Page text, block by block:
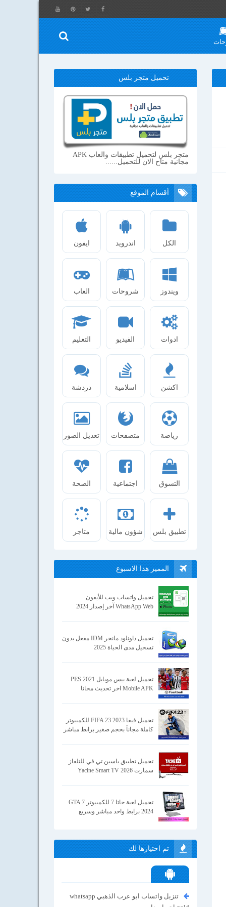
تحميل متجر بلس
متجر بلس لتحميل تطبيقات والعاب APK
مجانية متاح الان للتحميل......
أقسام الموقع
الكل اندرويد ايفون
ويندوز شروحات العاب
ادوات الفيديو التعليم
اكشن اسلامية دردشة
رياضة متصفحات تعديل الصور
التسوق اجتماعية الصحة
تطبيق بلس شؤون مالية متاجر
المميز هذا الاسبوع
تحميل واتساب ويب للأيفون
WhatsApp Web آخر إصدار 2024
تحميل داونلود مانجر IDM مفعل بدون
تسجيل مدى الحياة 2025
تحميل لعبة بيس موبايل 2021 PES
Mobile APK اخر تحديث مجانا
تحميل فيفا 2023 FIFA 23 للكمبيوتر
كاملة مجاناً بحجم صغير برابط مباشر
تحميل تطبيق ياسين تي في للتلفاز
سمارت Yacine Smart TV 2026
تحميل لعبة جاتا 7 للكمبيوتر GTA 7
2024 برابط واحد مباشر وسريع
تم اختيارها لك
تنزيل واتساب ابو عرب الذهبي whatsapp